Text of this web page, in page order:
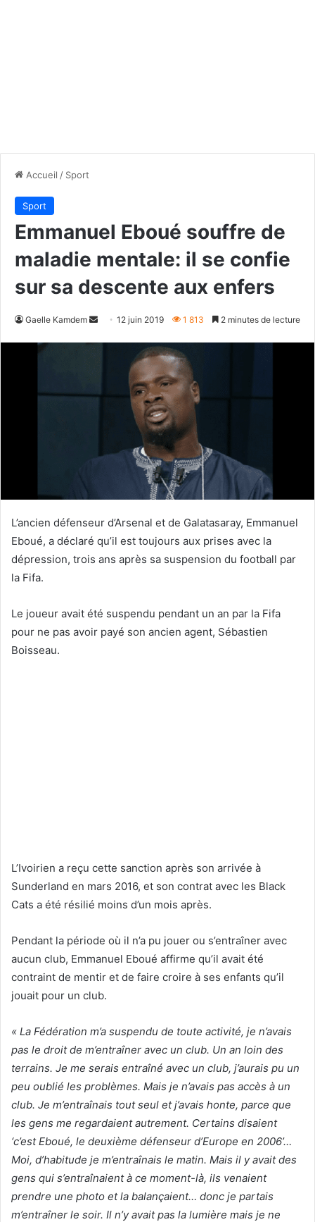
Accueil / Sport
Sport
Emmanuel Eboué souffre de
maladie mentale: il se confie
sur sa descente aux enfers
Gaelle Kamdem
Envoyer12 juin 2019 1 813 2 minutes de lecture
L’ancien défenseur d’Arsenal et de Galatasaray, Emmanuel
Eboué, a déclaré qu’il est toujours aux prises avec la
dépression, trois ans après sa suspension du football par
la Fifa.
Le joueur avait été suspendu pendant un an par la Fifa
pour ne pas avoir payé son ancien agent, Sébastien
Boisseau.
L’Ivoirien a reçu cette sanction après son arrivée à
Sunderland en mars 2016, et son contrat avec les Black
Cats a été résilié moins d’un mois après.
Pendant la période où il n’a pu jouer ou s’entraîner avec
aucun club, Emmanuel Eboué affirme qu’il avait été
contraint de mentir et de faire croire à ses enfants qu’il
jouait pour un club.
« La Fédération m’a suspendu de toute activité, je n’avais
pas le droit de m’entraîner avec un club. Un an loin des
terrains. Je me serais entraîné avec un club, j’aurais pu un
peu oublié les problèmes. Mais je n’avais pas accès à un
club. Je m’entraînais tout seul et j’avais honte, parce que
les gens me regardaient autrement. Certains disaient
‘c’est Eboué, le deuxième défenseur d’Europe en 2006’…
Moi, d’habitude je m’entraînais le matin. Mais il y avait des
gens qui s’entraînaient à ce moment-là, ils venaient
prendre une photo et la balançaient… donc je partais
m’entraîner le soir. Il n’y avait pas la lumière mais je ne